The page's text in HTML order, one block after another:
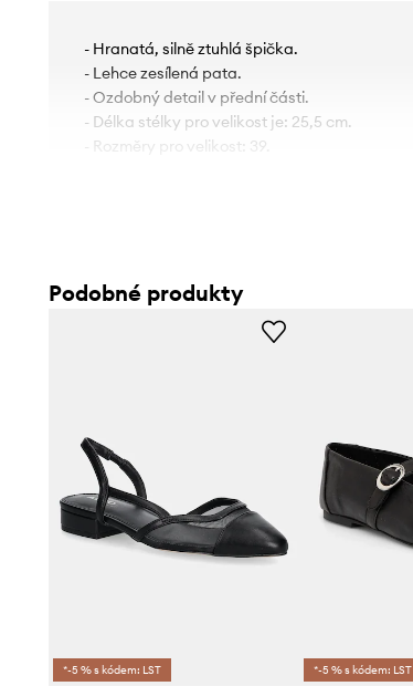
- Hranatá, silně ztuhlá špička.
- Lehce zesílená pata.
- Ozdobný detail v přední části.
- Délka stélky pro velikost je: 25,5 cm.
- Rozměry pro velikost: 39.
Podobné produkty
*-5 % s kódem: LST *-5 % s kódem: LST